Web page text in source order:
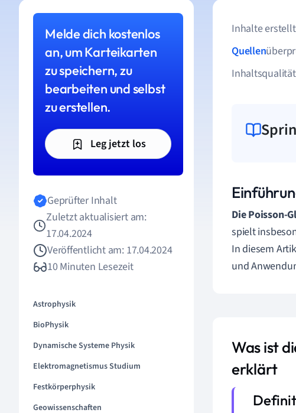
Melde dich kostenlos
an, um Karteikarten
zu speichern, zu
bearbeiten und selbst
zu erstellen.
Leg jetzt los
Geprüfter Inhalt
Zuletzt aktualisiert am:
17.04.2024
Veröffentlicht am: 17.04.2024
10 Minuten Lesezeit
Astrophysik
BioPhysik
Dynamische Systeme Physik
Elektromagnetismus Studium
Festkörperphysik
Geowissenschaften
Inhalte
Quellen
Die Poisson-
spielt
In diesem
und
Was ist
erklärt